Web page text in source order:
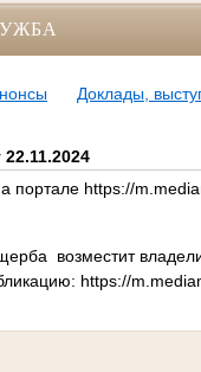
Доклады,
портале https://
возместит
https://